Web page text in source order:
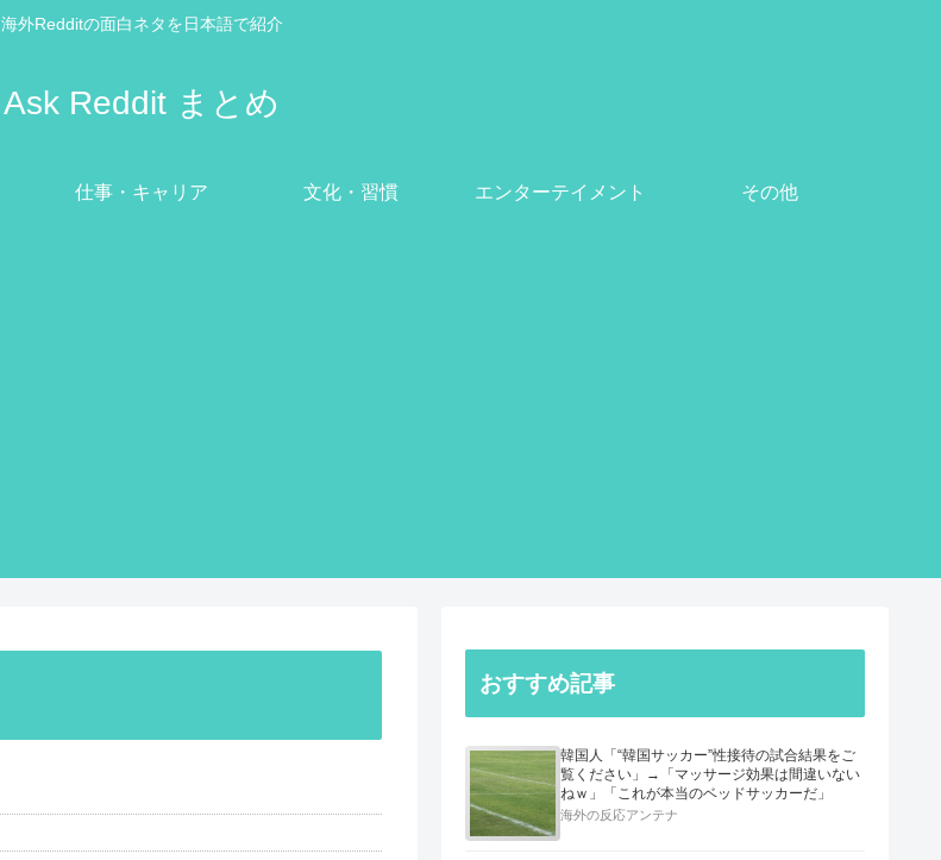
海外Redditの面白ネタを日本語で紹介
Ask Reddit まとめ
仕事・キャリア 文化・習慣 エンターテイメント その他
おすすめ記事
韓国人「“韓国サッカー”性接待の試合結果をご
覧ください」→「マッサージ効果は間違いない
ねｗ」「これが本当のベッドサッカーだ」
海外の反応アンテナ